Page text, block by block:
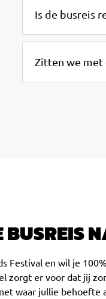
Is de busreis
Zitten we met
BUSREIS
Festival en wil je
zorgt er voor dat jij
waar jullie behoefte